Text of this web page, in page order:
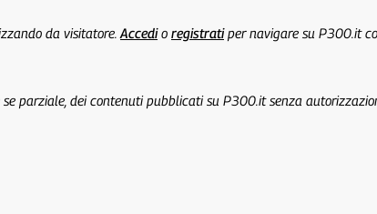
da visitatore. Accedio registratiper navigare su P300.it
parziale, dei contenuti pubblicati su P300.it senza